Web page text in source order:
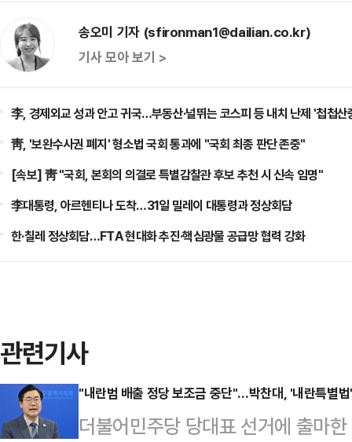
송오미 기자 (sfironman1@dailian.co.kr)
기사 모아 보기 >
李, 경제외교 성과 안고 귀국…부동산·널뛰는 코스피 등 내치 난제 '첩첩산
靑, '보완수사권 폐지' 형소법 국회 통과에 "국회 최종 판단 존중"
[속보] 靑 "국회, 본회의 의결로 특별감찰관 후보 추천 시 신속 임명"
李대통령, 아르헨티나 도착…31일 밀레이 대통령과 정상회담
한·칠레 정상회담…FTA 현대화 추진·핵심광물 공급망 협력 강화
관련기사
"내란범 배출 정당 보조금 중단"…박찬대, '내란특별
더불어민주당 당대표 선거에 출마